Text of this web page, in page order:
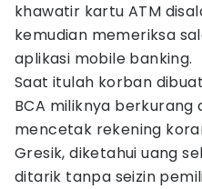
khawatir kartu ATM
kemudian memeriksa
aplikasi mobile banking.
Saat itulah korban
BCA miliknya berkurang
mencetak rekening
Gresik, diketahui uang
ditarik tanpa seizin